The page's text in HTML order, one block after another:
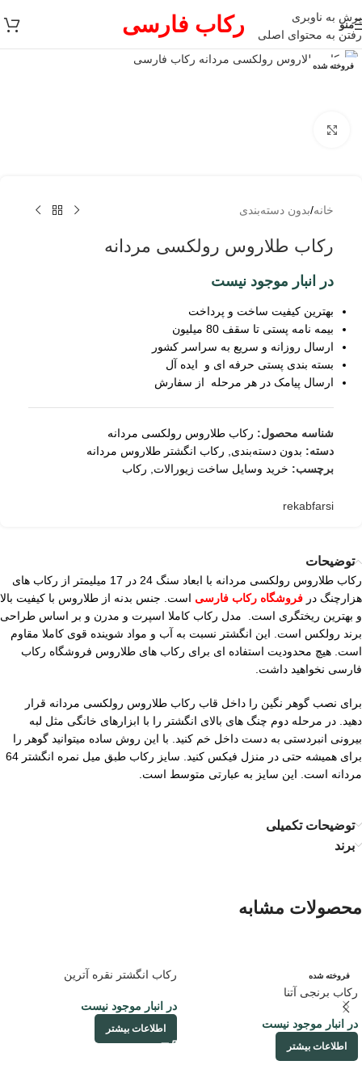
پرش به ناوبری
رفتن به محتوای اصلی
منو رکاب فارسی
فروخته شده
خانه/بدون دسته‌بندی
رکاب طلاروس رولکسی مردانه
در انبار موجود نیست
بهترین کیفیت ساخت و پرداخت
بیمه نامه پستی تا سقف 80 میلیون
ارسال روزانه و سریع به سراسر کشور
بسته بندی پستی حرفه ای و ایده آل
ارسال پیامک در هر مرحله از سفارش
شناسه محصول: رکاب طلاروس رولکسی مردانه
دسته: بدون دسته‌بندی
رکاب انگشتر طلاروس مردانه
برچسب: خرید وسایل ساخت زیورالات رکاب
rekabfarsi
توضیحات
رکاب طلاروس رولکسی مردانه با ابعاد سنگ 24 در 17 میلیمتر از رکاب های
هزارچنگ در فروشگاه رکاب فارسی است. جنس بدنه از طلاروس با کیفیت بالا
و بهترین ریختگری است. مدل رکاب کاملا اسپرت و مدرن و بر اساس طراحی
برند رولکس است. این انگشتر نسبت به آب و مواد شوینده قوی کاملا مقاوم
است. هیچ محدودیت استفاده ای برای رکاب های طلاروس فروشگاه رکاب
فارسی نخواهید داشت.
برای نصب گوهر نگین را داخل قاب رکاب طلاروس رولکسی مردانه قرار
دهید. در مرحله دوم چنگ های بالای انگشتر را با ابزارهای خانگی مثل لبه
بیرونی انبردستی به دست داخل خم کنید. با این روش ساده میتوانید گوهر را
برای همیشه حتی در منزل فیکس کنید. سایز رکاب طبق میل نمره انگشتر 64
مردانه است. این سایز به عبارتی متوسط است.
توضیحات تکمیلی
برند
محصولات مشابه
فروخته شده
رکاب برنجی آتنا
در انبار موجود نیست
اطلاعات بیشتر
رکاب انگشتر نقره آترین
در انبار موجود نیست
اطلاعات بیشتر